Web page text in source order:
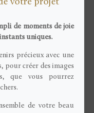
votre projet
de moments de joie
uniques.
précieux avec une
créer des images
que vous pourrez
de votre beau